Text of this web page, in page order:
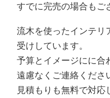
すでに完売の場合もご
流木を使ったインテリ
受けしています。
予算とイメージにに合
遠慮なくご連絡くださ
見積もりも無料で対応